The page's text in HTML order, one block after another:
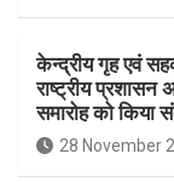
केन्द्रीय गृह एवं
राष्ट्रीय प्रशासन
समारोह को किया
28 November